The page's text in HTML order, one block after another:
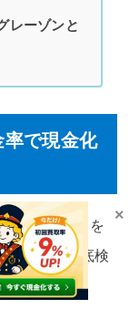
レーゾンと
で現金化
へ申し込みを
について徹底検
×